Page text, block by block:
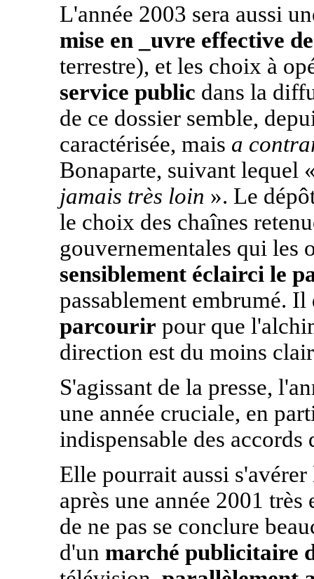
L'année 2003 sera aussi
mise en _uvre effective
terrestre), et les choix à
service public dans la
de ce dossier semble,
caractérisée, mais a
Bonaparte, suivant lequel
jamais très loin ». Le
le choix des chaînes
gouvernementales qui les
sensiblement éclairci le
passablement embrumé.
parcourir pour que
direction est du moins
S'agissant de la presse,
une année cruciale, en
indispensable des
Elle pourrait aussi
après une année 2001
de ne pas se conclure
d'un marché publicitaire